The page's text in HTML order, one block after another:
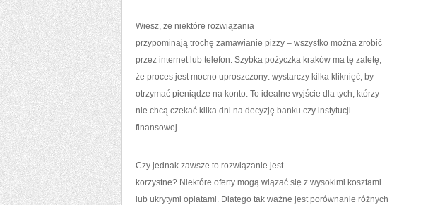
Wiesz, że niektóre rozwiązania
przypominają trochę zamawianie pizzy – wszystko można zrobić
przez internet lub telefon. Szybka pożyczka kraków ma tę zaletę,
że proces jest mocno uproszczony: wystarczy kilka kliknięć, by
otrzymać pieniądze na konto. To idealne wyjście dla tych, którzy
nie chcą czekać kilka dni na decyzję banku czy instytucji
finansowej.
Czy jednak zawsze to rozwiązanie jest
korzystne? Niektóre oferty mogą wiązać się z wysokimi kosztami
lub ukrytymi opłatami. Dlatego tak ważne jest porównanie różnych